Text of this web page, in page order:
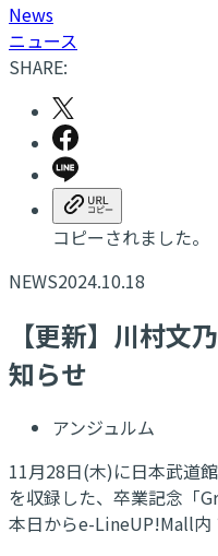
News
ニュース
SHARE:
コピーされました。
NEWS2024.10.18
【更新】川村
知らせ
アンジュルム
11月28日(木)に日本武道
を収録した、卒業記念「
本日からe-LineUP!Mall内